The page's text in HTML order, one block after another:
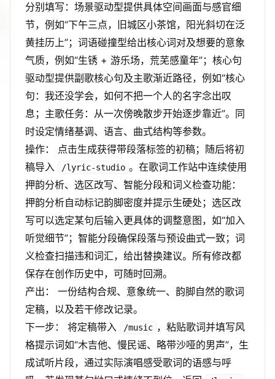
分别填写：场景驱动型提供具体空间画面与感官细
节，例如“下午三点，旧城区小茶馆，阳光斜切在泛
黄挂历上”；词语碰撞型给出核心词对及想要的意象
气质，例如“生锈 + 游乐场，荒芜感童年”；核心句
驱动型提供副歌核心句及主歌渐近路径，例如“核心
句：我还没学会，如何不把一个人的名字念出叹
息；主歌任务：从一次傍晚散步开始逐步靠近”。同
时设定情绪基调、语言、曲式结构等参数。
操作： 点击生成获得带段落标签的初稿；随后将初
稿导入
/lyric-studio 。在歌词工作站中连续使用
押韵分析、选区改写、智能分段和词义检查功能：
押韵分析自动标记韵脚密度并提示生硬处；选区改
写可以选定某句后输入更具体的调整意图，如“加入
听觉细节”；智能分段确保段落与预设曲式一致；词
义检查扫描违和词汇，给出替换建议。所有修改都
保存在创作历史中，可随时回溯。
产出： 一份结构合规、意象统一、韵脚自然的歌词
定稿，以及若干修改记录。
下一步： 将定稿带入
/music ，粘贴歌词并填写风
格提示词如“木吉他、慢民谣、略带沙哑的男声”，生
成试听片段，通过实际演唱感受歌词的语感与呼